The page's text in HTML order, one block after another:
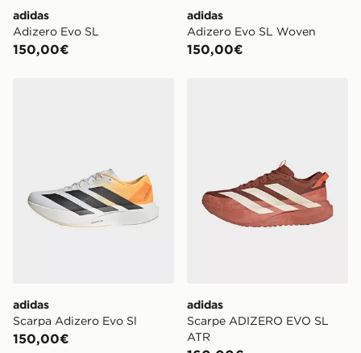
adidas
Adizero Evo SL
150,00€
adidas
Adizero Evo SL Woven
150,00€
adidas
Scarpa Adizero Evo Sl
150,00€
adidas
Scarpe ADIZERO EVO SL
ATR